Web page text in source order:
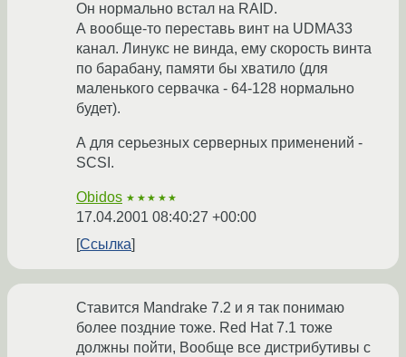
Он нормально встал на RAID.
А вообще-то переставь винт на UDMA33
канал. Линукс не винда, ему скорость винта
по барабану, памяти бы хватило (для
маленького сервачка - 64-128 нормально
будет).
А для серьезных серверных применений -
SCSI.
Obidos ★★★★★
17.04.2001 08:40:27 +00:00
Ссылка
Ставится Mandrake 7.2 и я так понимаю
более поздние тоже. Red Hat 7.1 тоже
должны пойти, Вообще все дистрибутивы с